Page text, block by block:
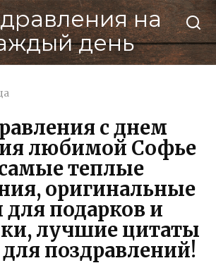
на
день
с днем
любимой Софье
теплые
оригинальные
для подарков и
лучшие цитаты
поздравлений!